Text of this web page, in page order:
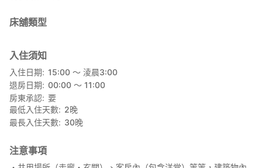
床舖類型
入住須知
入住日期
15:00 〜 淩晨3:00
退房日期
00:00 〜 11:00
房東承認
要
最低入住天數
2晚
最長入住天數
30晚
注意事項